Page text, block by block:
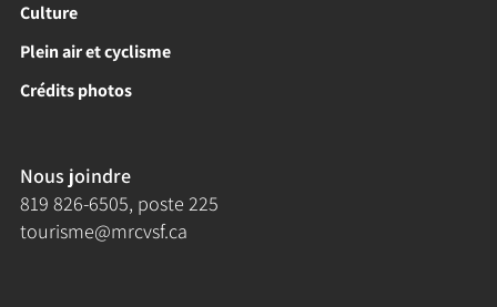
Culture
Plein air et cyclisme
Crédits photos
Nous joindre
819 826-6505, poste 225
tourisme@mrcvsf.ca